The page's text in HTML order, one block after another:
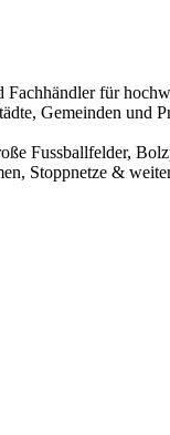
für
Gemeinden und
Fussballfelder,
Stoppnetze &